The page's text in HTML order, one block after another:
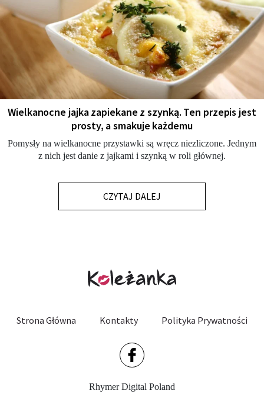
Wielkanocne jajka zapiekane z szynką. Ten przepis jest
prosty, a smakuje każdemu
Pomysły na wielkanocne przystawki są wręcz niezliczone. Jednym
z nich jest danie z jajkami i szynką w roli głównej.
CZYTAJ DALEJ
Strona Główna Kontakty Polityka Prywatności
Rhymer Digital Poland